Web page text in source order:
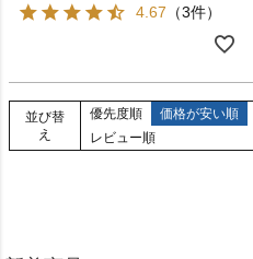
4.67 （3件）
並び替
え
優先度順 価格が安い順
レビュー順